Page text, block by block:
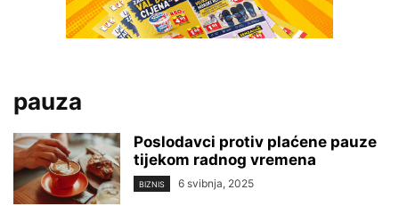
pauza
Poslodavci protiv plaćene pauze
tijekom radnog vremena
BIZNIS 6 svibnja, 2025